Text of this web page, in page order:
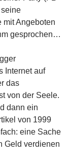
mit Angeboten
gesprochen…
Internet auf
das
von der Seele.
dann ein
von 1999
eine Sache
Geld verdienen